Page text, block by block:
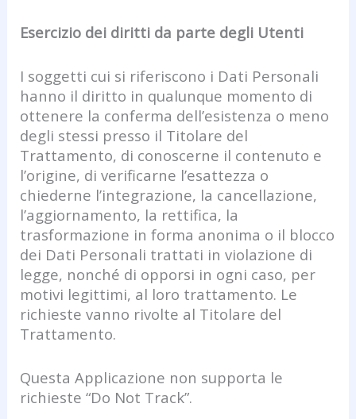
Esercizio dei diritti da parte degli Utenti
I soggetti cui si riferiscono i Dati Personali
hanno il diritto in qualunque momento di
ottenere la conferma dell’esistenza o meno
degli stessi presso il Titolare del
Trattamento, di conoscerne il contenuto e
l’origine, di verificarne l’esattezza o
chiederne l’integrazione, la cancellazione,
l’aggiornamento, la rettifica, la
trasformazione in forma anonima o il blocco
dei Dati Personali trattati in violazione di
legge, nonché di opporsi in ogni caso, per
motivi legittimi, al loro trattamento. Le
richieste vanno rivolte al Titolare del
Trattamento.
Questa Applicazione non supporta le
richieste “Do Not Track”.